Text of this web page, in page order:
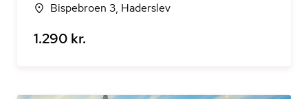
Bispebroen 3, Haderslev
1.290 kr.